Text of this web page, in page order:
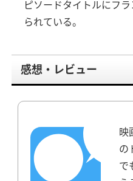
ピソードタイトルにフ
られている。
感想・レビュー
映
の
で